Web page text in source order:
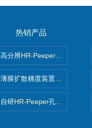
热销产品
高分辨HR-Peeper采样器孔隙
薄膜扩散梯度装置 Agl DGT
自研HR-Peeper孔隙水采样器